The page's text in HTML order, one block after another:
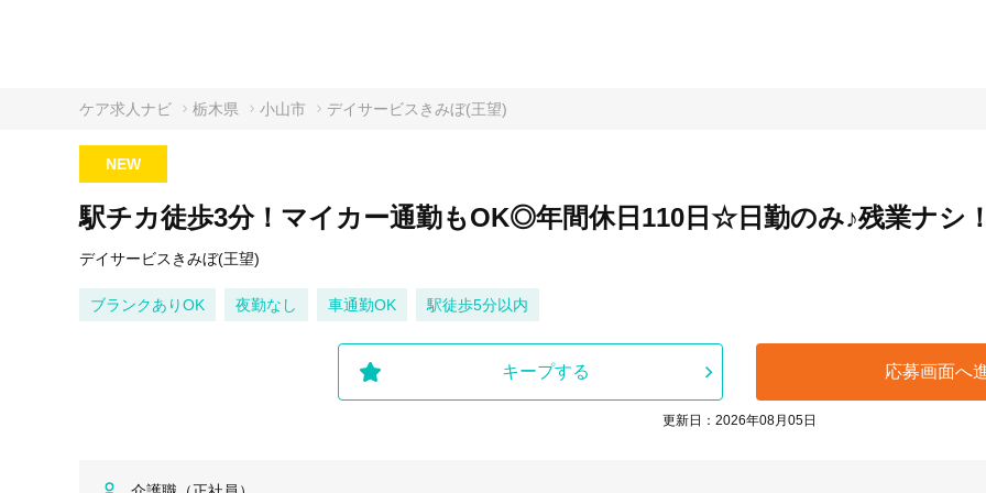
ケア求人ナビ 栃木県 小山市 デイサービスきみぼ(王望)
NEW
駅チカ徒歩3分！マイカー通勤もOK◎年間休日110日☆日勤のみ♪残業ナシ
デイサービスきみぼ(王望)
ブランクありOK 夜勤なし 車通勤OK 駅徒歩5分以内
キープする 応募画面へ
更新日：2026年08月05日